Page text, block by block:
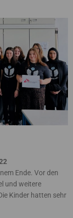
Ende. Vor den
und weitere
Kinder hatten sehr